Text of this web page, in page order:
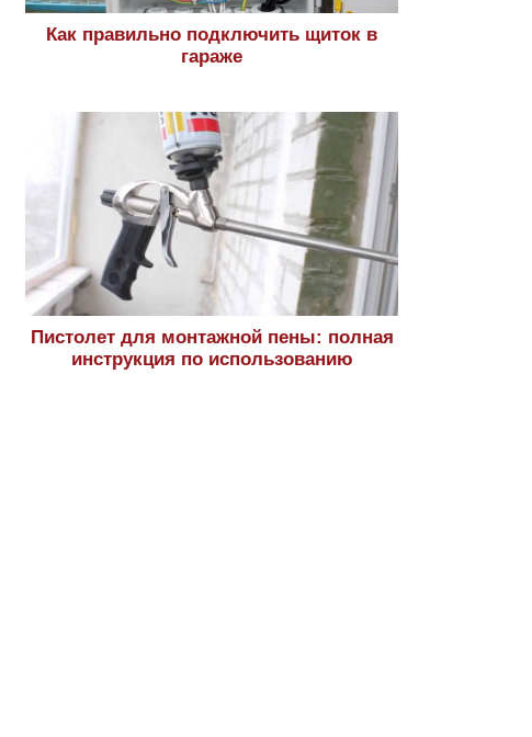
Как правильно подключить щиток в
гараже
Пистолет для монтажной пены: полная
инструкция по использованию